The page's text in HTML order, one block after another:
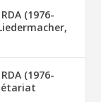
(1976-
(1976-